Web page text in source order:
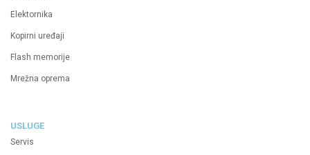
Elektornika
Kopirni uređaji
Flash memorije
Mrežna oprema
USLUGE
Servis